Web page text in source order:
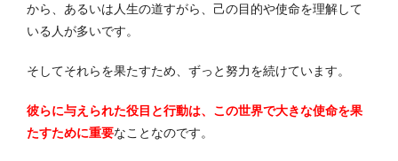
から、あるいは人生の道すがら、己の目的や使命を理解して
いる人が多いです。
そしてそれらを果たすため、ずっと努力を続けています。
彼らに与えられた役目と行動は、この世界で大きな使命を果
たすために重要なことなのです。